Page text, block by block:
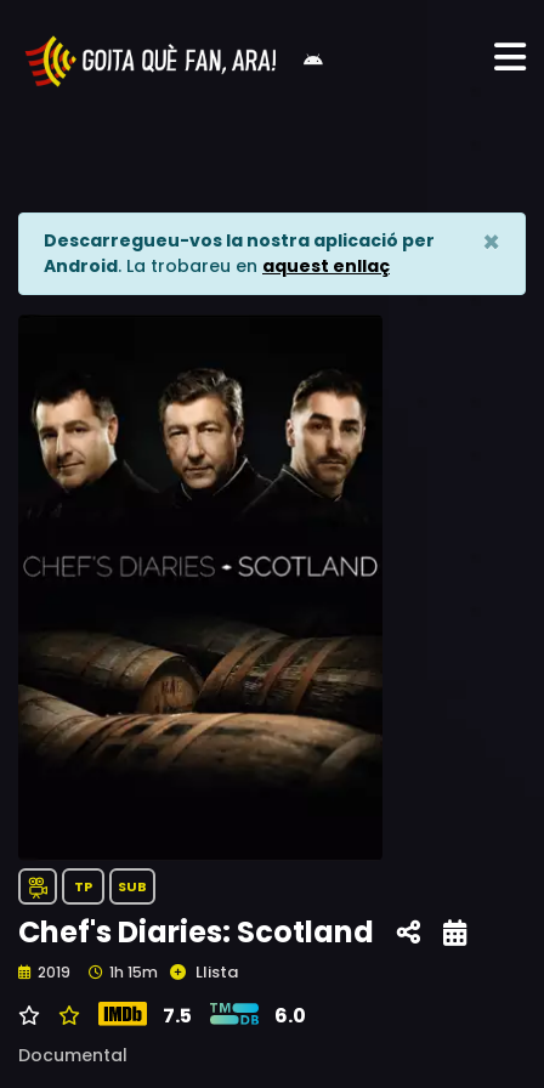
Descarregueu-vos la nostra aplicació per
Android. La trobareu en aquest enllaç
×
TP SUB
Chef's Diaries: Scotland
2019 1h 15m Llista
7.5 6.0
Documental